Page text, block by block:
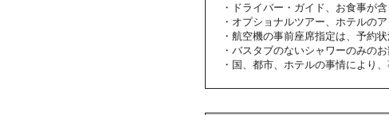
・ドライバー・ガイド、お食事が
・オプショナルツアー、ホテルの
・航空機の事前座席指定は、予約
・バスタブのないシャワーのみの
・国、都市、ホテルの事情により